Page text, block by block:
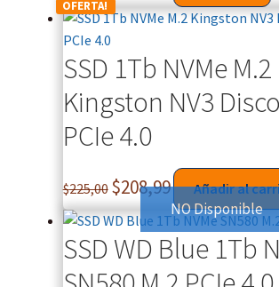
OFERTA!
SSD 1Tb NVMe M.2
Kingston NV3
PCIe 4.0
$225,00 $208,99 Añadir al
NO Disponible
SSD WD Blue 1Tb